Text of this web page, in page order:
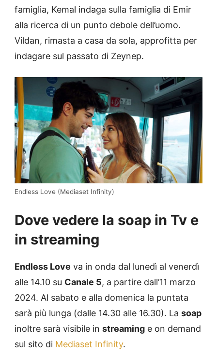
famiglia, Kemal indaga sulla famiglia di Emir
alla ricerca di un punto debole dell’uomo.
Vildan, rimasta a casa da sola, approfitta per
indagare sul passato di Zeynep.
Endless Love (Mediaset Infinity)
Dove vedere la soap in Tv e
in streaming
Endless Love va in onda dal lunedì al venerdì
alle 14.10 su Canale 5, a partire dall’11 marzo
2024. Al sabato e alla domenica la puntata
sarà più lunga (dalle 14.30 alle 16.30). La soap
inoltre sarà visibile in streaming e on demand
sul sito di Mediaset Infinity.